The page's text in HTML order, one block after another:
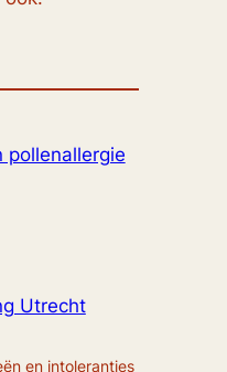
pollenallergie
Utrecht
en intoleranties